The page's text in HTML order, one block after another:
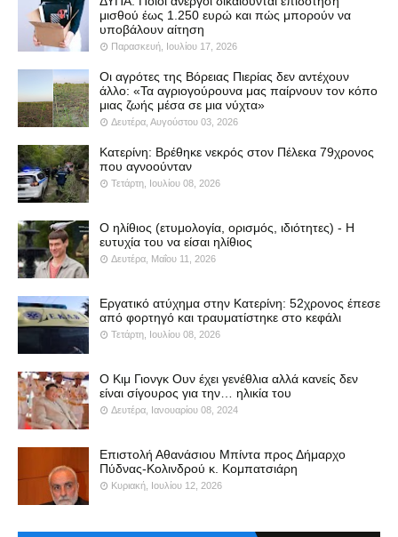
μισθού έως 1.250 ευρώ και πώς μπορούν να
υποβάλουν αίτηση
Παρασκευή, Ιουλίου 17, 2026
Οι αγρότες της Βόρειας Πιερίας δεν αντέχουν
άλλο: «Τα αγριογούρουνα μας παίρνουν τον κόπο
μιας ζωής μέσα σε μια νύχτα»
Δευτέρα, Αυγούστου 03, 2026
Κατερίνη: Βρέθηκε νεκρός στον Πέλεκα 79χρονος
που αγνοούνταν
Τετάρτη, Ιουλίου 08, 2026
Ο ηλίθιος (ετυμολογία, ορισμός, ιδιότητες) - Η
ευτυχία του να είσαι ηλίθιος
Δευτέρα, Μαΐου 11, 2026
Εργατικό ατύχημα στην Κατερίνη: 52χρονος έπεσε
από φορτηγό και τραυματίστηκε στο κεφάλι
Τετάρτη, Ιουλίου 08, 2026
Ο Κιμ Γιονγκ Ουν έχει γενέθλια αλλά κανείς δεν
είναι σίγουρος για την… ηλικία του
Δευτέρα, Ιανουαρίου 08, 2024
Επιστολή Αθανάσιου Μπίντα προς Δήμαρχο
Πύδνας-Κολινδρού κ. Κομπατσιάρη
Κυριακή, Ιουλίου 12, 2026